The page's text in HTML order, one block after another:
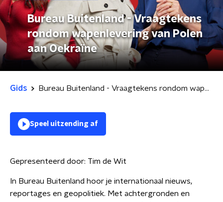
Bureau Buitenland - Vraagtekens
rondom wapenlevering van Polen
aan Oekraïne
Gids Bureau Buitenland - Vraagtekens rondom wapenlevering van Polen aan Oekraïne
Speel uitzending af
Gepresenteerd door: Tim de Wit
In Bureau Buitenland hoor je internationaal nieuws,
reportages en geopolitiek. Met achtergronden en